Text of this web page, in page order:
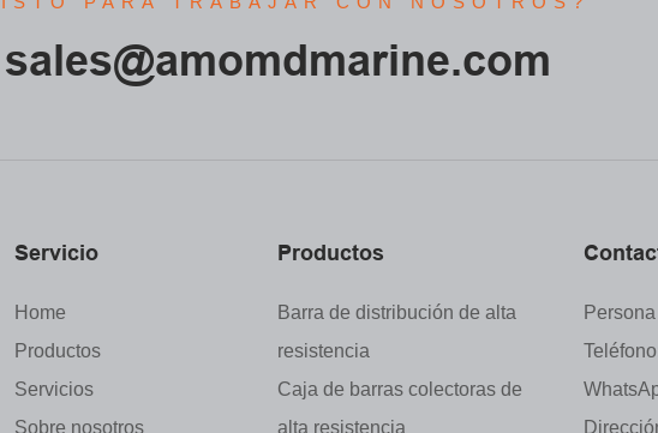
sales@amomdmarine.com
Servicio
Home
Productos
Servicios
Sobre nosotros
Productos
Barra de distribución de alta
resistencia
Caja de barras colectoras de
alta resistencia